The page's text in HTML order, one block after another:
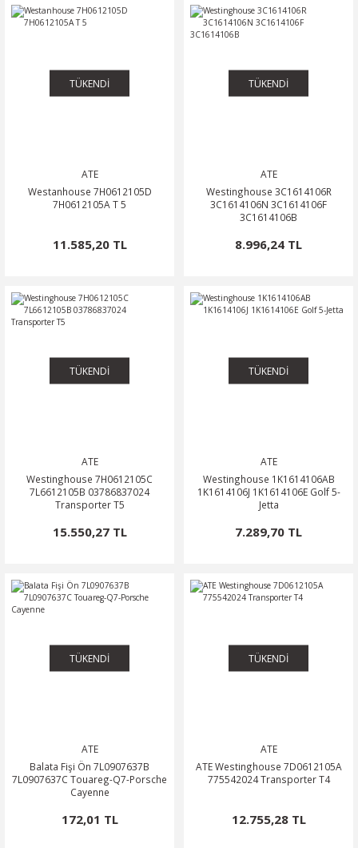
TÜKENDİ
ATE
Westanhouse 7H0612105D
7H0612105A T 5
11.585,20 TL
TÜKENDİ
ATE
Westinghouse 3C1614106R
3C1614106N 3C1614106F
3C1614106B
8.996,24 TL
TÜKENDİ
ATE
Westinghouse 7H0612105C
7L6612105B 03786837024
Transporter T5
15.550,27 TL
TÜKENDİ
ATE
Westinghouse 1K1614106AB
1K1614106J 1K1614106E Golf 5-
Jetta
7.289,70 TL
TÜKENDİ
ATE
Balata Fişi Ön 7L0907637B
7L0907637C Touareg-Q7-Porsche
Cayenne
172,01 TL
TÜKENDİ
ATE
ATE Westinghouse 7D0612105A
775542024 Transporter T4
12.755,28 TL